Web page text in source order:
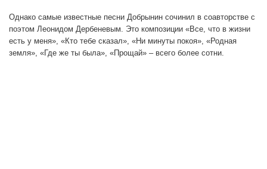
Однако самые известные песни Добрынин сочинил в соавторстве с
поэтом Леонидом Дербеневым. Это композиции «Все, что в жизни
есть у меня», «Кто тебе сказал», «Ни минуты покоя», «Родная
земля», «Где же ты была», «Прощай» – всего более сотни.